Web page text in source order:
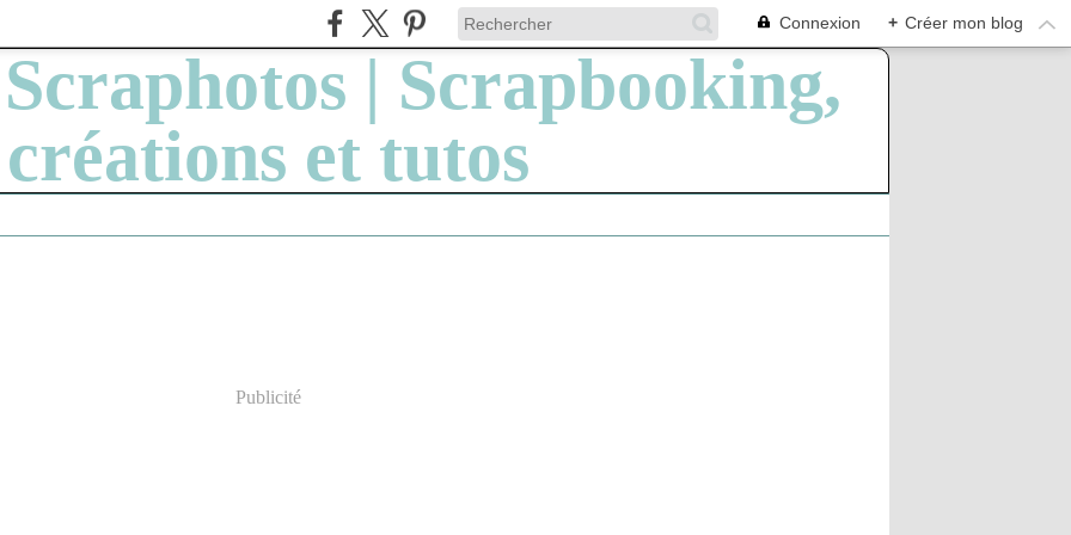
Connexion + Créer mon blog
Publicité